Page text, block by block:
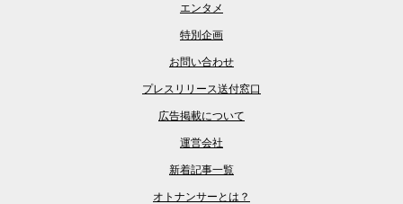
エンタメ
特別企画
お問い合わせ
プレスリリース送付窓口
広告掲載について
運営会社
新着記事一覧
オトナンサーとは？